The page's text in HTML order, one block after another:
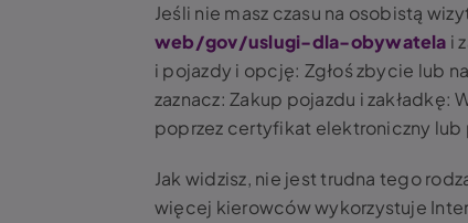
Jeśli nie masz czasu na osobistą
web/gov/uslugi-dla-obywatela i
i pojazdy i opcję: Zgłoś zbycie lub
zaznacz: Zakup pojazdu i zakładkę:
poprzez certyfikat elektroniczny lub
Jak widzisz, nie jest trudna tego
więcej kierowców wykorzystuje